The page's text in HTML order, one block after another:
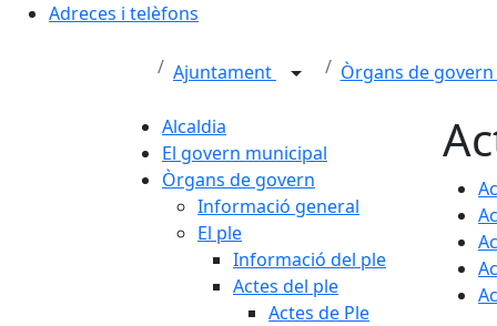
Adreces i telèfons
Ajuntament Òrgans de govern
Alcaldia
El govern municipal
Òrgans de govern
Informació general
El ple
Informació del ple
Actes del ple
Actes de Ple